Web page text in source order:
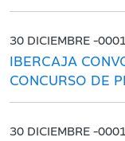
30 DICIEMBRE -0001
IBERCAJA
CONCURSO DE
30 DICIEMBRE -0001